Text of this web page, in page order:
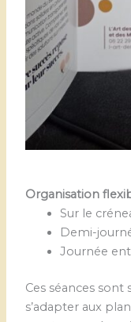
Organisation
Sur le
Demi-
Journée
Ces séances
s’adapter aux